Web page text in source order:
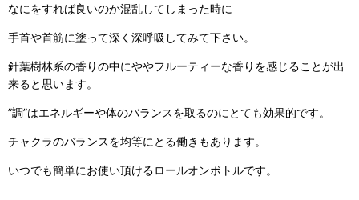
なにをすれば良いのか混乱してしまった時に
手首や首筋に塗って深く深呼吸してみて下さい。
針葉樹林系の香りの中にややフルーティーな香りを感じることが出
来ると思います。
”調”はエネルギーや体のバランスを取るのにとても効果的です。
チャクラのバランスを均等にとる働きもあります。
いつでも簡単にお使い頂けるロールオンボトルです。